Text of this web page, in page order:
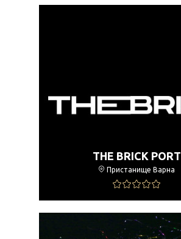
THE BRICK PORT
Пристанище Варна